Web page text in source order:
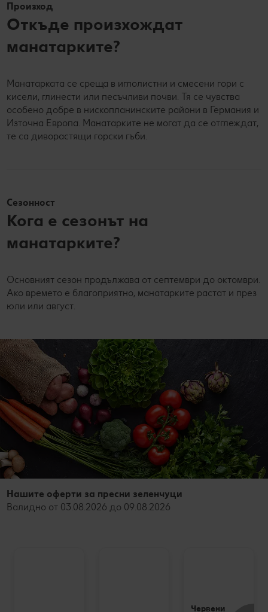
Произход
Откъде произхождат
манатарките?
Манатарката се среща в иглолистни и смесени гори с
кисели, глинести или песъчливи почви. Тя се чувства
особено добре в нископланинските райони в Германия и
Източна Европа. Манатарките не могат да се отглеждат,
те са диворастящи горски гъби.
Сезонност
Кога е сезонът на
манатарките?
Основният сезон продължава от септември до октомври.
Ако времето е благоприятно, манатарките растат и през
юли или август.
Нашите оферти за пресни зеленчуци
Валидно от 03.08.2026 до 09.08.2026
Червени